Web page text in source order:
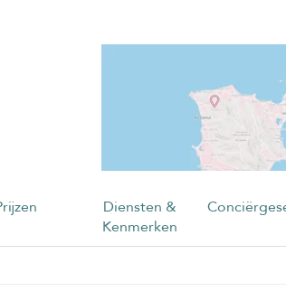
Diensten &
Kenmerken